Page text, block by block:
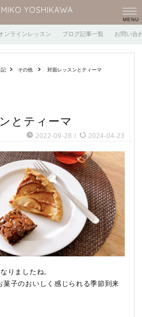
YOSHIKAWA
ンラインレッスン ブログ記事一覧 お問い合
記 その他 対面レッスンとティーマ
とティーマ
2022-09-28 / 2024-04-23
りましたね。
菓子のおいしく感じられる季節到来